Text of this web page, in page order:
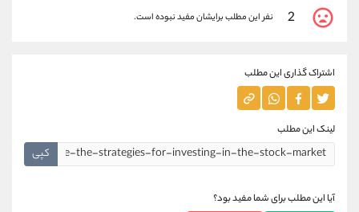
2 نفر این مطلب برایشان مفید نبوده است.
اشتراک گذاری این مطلب
لینک این مطلب
کپی
آیا این مطلب برای شما مفید بود؟